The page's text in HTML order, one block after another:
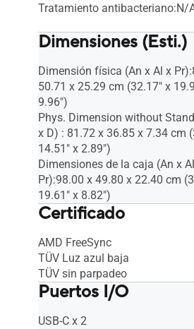
Tratamiento antibacteriano:N/
Dimensiones (Esti.)
Dimensión física (An x Al x
50.71 x 25.29 cm (32.17" x
9.96")
Phys. Dimension without
x D) : 81.72 x 36.85 x 7.34 cm
14.51" x 2.89")
Dimensiones de la caja (An x
Pr):98.00 x 49.80 x 22.40 cm
19.61" x 8.82")
Certificado
AMD FreeSync
TÜV Luz azul baja
TÜV sin parpadeo
Puertos I/O
USB-C x 2